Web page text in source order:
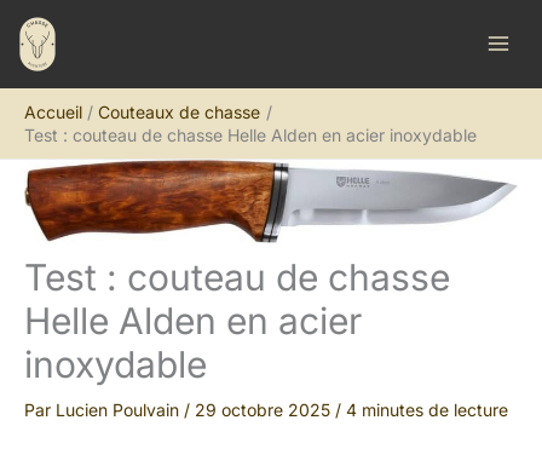
Aller
contenu
Accueil
Couteaux de chasse
Test : couteau de chasse Helle Alden en acier inoxydable
Test : couteau de chasse
Helle Alden en acier
inoxydable
Par Lucien Poulvain / 29 octobre 2025 / 4 minutes de lecture
R
e
h
r
c